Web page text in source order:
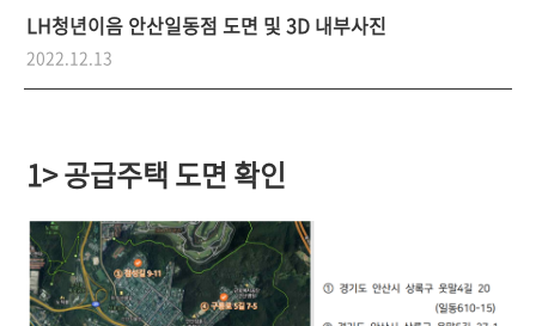
LH청년이음 안산일동점 도면 및 3D 내부사진
2022.12.13
1> 공급주택 도면 확인